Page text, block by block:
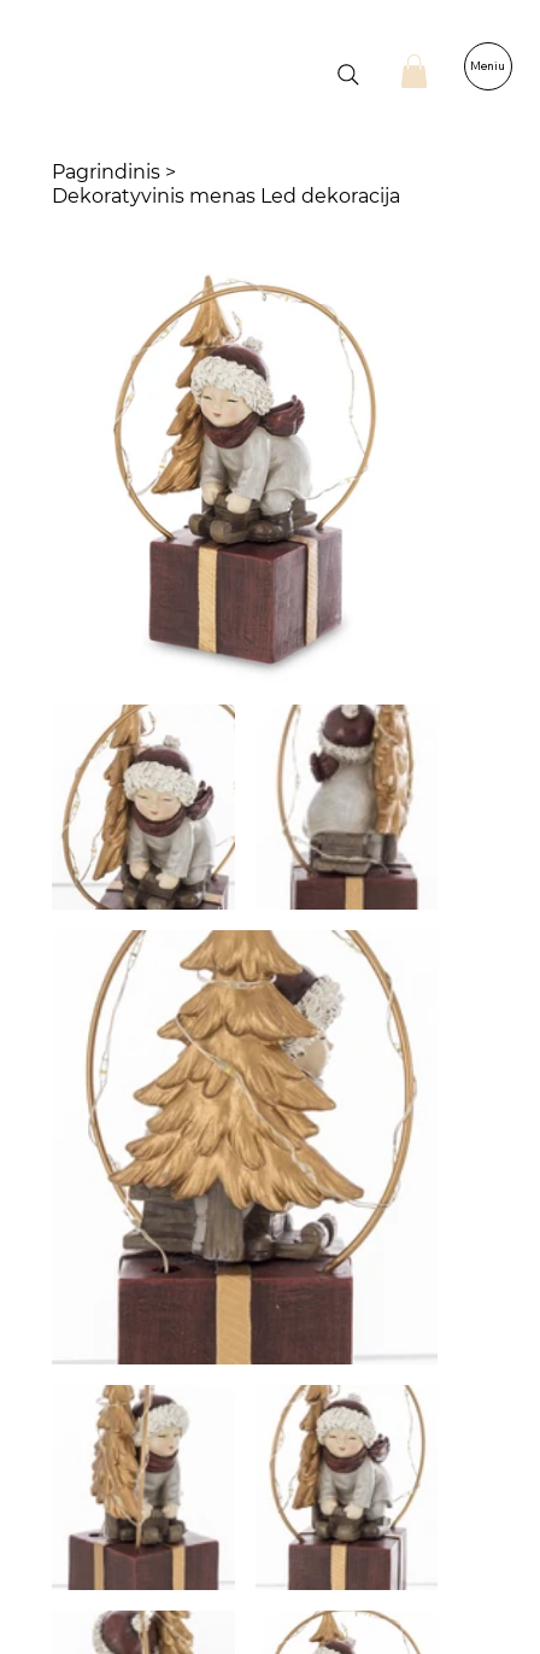
Meniu
Pagrindinis >
Dekoratyvinis menas Led dekoracija